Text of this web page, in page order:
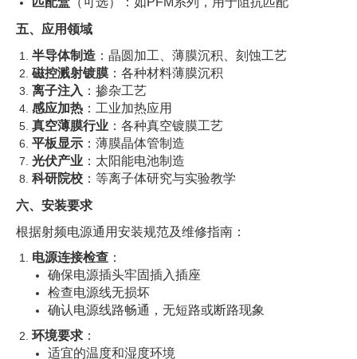
五、应用领域
半导体制造 ：晶圆加工、薄膜沉积、刻蚀工艺
磁控溅射镀膜 ：各种材料薄膜沉积
离子注入 ：掺杂工艺
感应加热 ：工业加热应用
真空薄膜行业 ：各种真空镀膜工艺
平板显示 ：薄膜晶体管制造
光伏产业 ：太阳能电池制造
科研院校 ：等离子体研究与实验教学
六、安装要求
根据射频电源通用安装规范及维修指南：
电源连接检查 ：
确保电源插头牢固插入插座
检查电源线无损坏
确认电源线路畅通，无短路或断路现象
环境要求 ：
适宜的温度和湿度环境